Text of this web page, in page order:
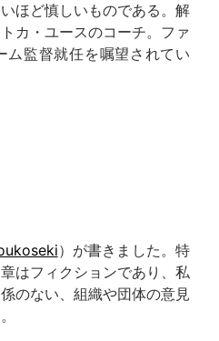
ほど慎しいものである。解
カ・ユースのコーチ。ファ
ム監督就任を嘱望されてい
）が書きました。特
はフィクションであり、私
のない、組織や団体の意見